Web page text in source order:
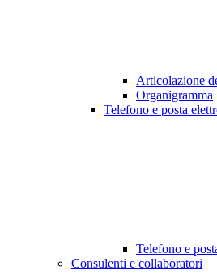
Articolazione
Organigramma
Telefono e posta
Telefono e
Consulenti e collaboratori